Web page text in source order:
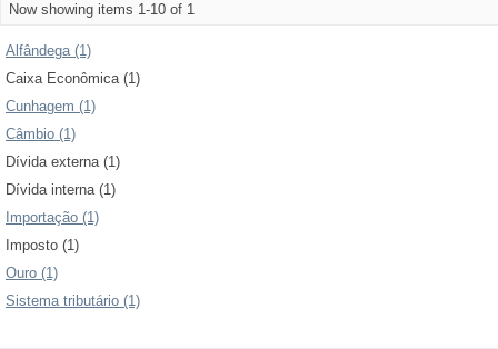
Now showing items 1-10 of 1
Alfândega (1)
Caixa Econômica (1)
Cunhagem (1)
Câmbio (1)
Dívida externa (1)
Dívida interna (1)
Importação (1)
Imposto (1)
Ouro (1)
Sistema tributário (1)